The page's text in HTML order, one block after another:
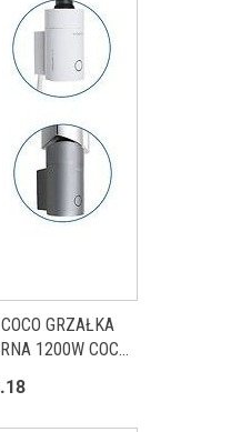
GRZAŁKA
1200W COCO-